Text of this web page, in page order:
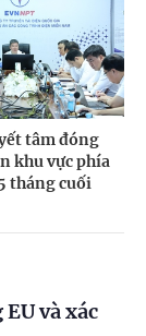
tâm đóng
khu vực phía
tháng cuối
và xác